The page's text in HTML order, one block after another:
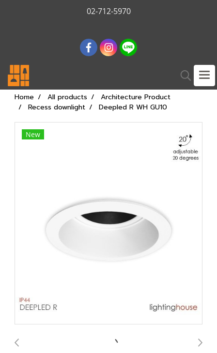
02-712-5970
Home All products
Architecture Product
Recess downlight
Deepled R WH GU10
New